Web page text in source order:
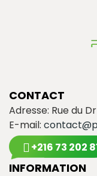
CONTACT
Adresse: Rue du
E-mail:
+216 73 202
INFORMATION